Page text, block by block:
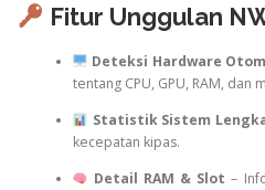
Fitur Unggulan
Deteksi Hardware
tentang CPU, GPU, RAM, dan
Statistik Sistem
kecepatan kipas.
Detail RAM & Slot –